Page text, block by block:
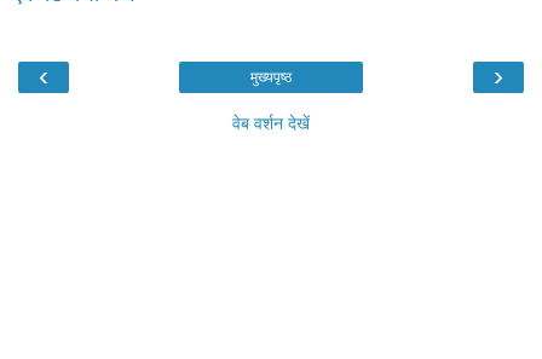
‹ ›
मुख्यपृष्ठ
वेब वर्शन देखें